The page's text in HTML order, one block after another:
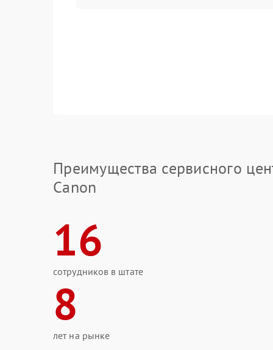
Преимущества сервисного
Canon
16
сотрудников в штате
8
лет на рынке